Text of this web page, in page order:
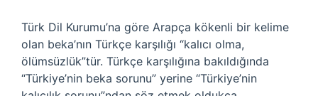
Türk Dil Kurumu’na göre Arapça kökenli bir kelime
olan beka’nın Türkçe karşılığı “kalıcı olma,
ölümsüzlük”tür. Türkçe karşılığına bakıldığında
“Türkiye’nin beka sorunu” yerine “Türkiye’nin